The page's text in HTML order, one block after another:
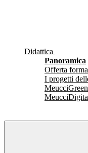
Didattica
Panoramica
Offerta
I progetti
MeucciGreen